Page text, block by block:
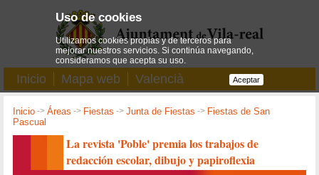
Inicio Mapa web Valencià
Inicio ->Áreas -> Fiestas ->Junta de Fiestas -> Fiestas de San
Pascual
La revista 'Poble' premia los trabajos de
redacción escolar, dibujo y papiroflexia
Uso de cookies
Utilizamos cookies propias y de terceros para
mejorar nuestros servicios. Si continúa navegando,
consideramos que acepta su uso.
Aceptar